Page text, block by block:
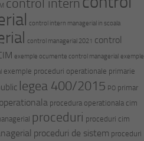
control intern managerial in scoala
control managerial 2021 control
exemple ocumente control managerial exemple
exemple proceduri operationale primarie
legea 400/2015 PO primar
procedura operationala cim
proceduri proceduri cim
proceduri de sistem proceduri